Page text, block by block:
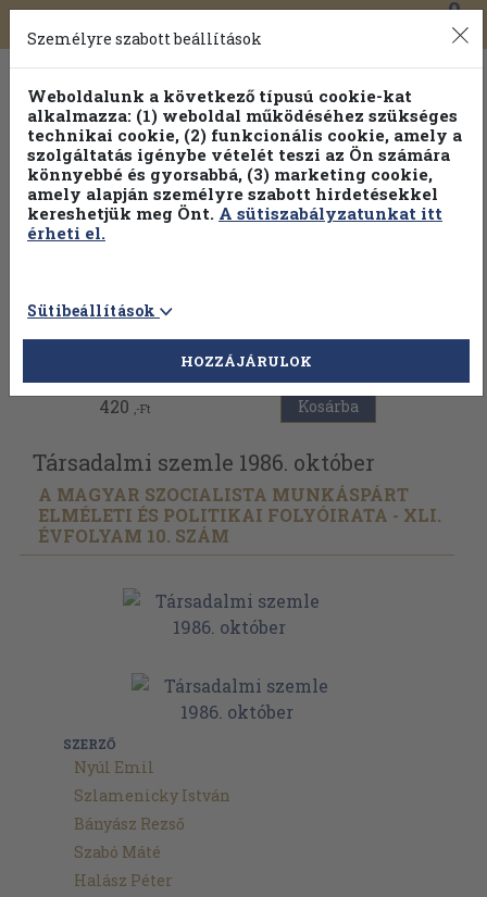
Toggle
navigation
0
Válogasson több mint 30 000 kötet közül
Hobbi témakörökben20% kedvezménnyel!
Vissza az előző oldalra
420 ,-Ft Kosárba
Társadalmi szemle 1986. október
A MAGYAR SZOCIALISTA MUNKÁSPÁRT
ELMÉLETI ÉS POLITIKAI FOLYÓIRATA - XLI.
ÉVFOLYAM 10. SZÁM
SZERZŐ
Nyúl Emil
Szlamenicky István
Bányász Rezső
Szabó Máté
Halász Péter
Személyre szabott beállítások
Weboldalunk a következő típusú cookie-kat
alkalmazza: (1) weboldal működéséhez szükséges
technikai cookie, (2) funkcionális cookie, amely a
szolgáltatás igénybe vételét teszi az Ön számára
könnyebbé és gyorsabbá, (3) marketing cookie,
amely alapján személyre szabott hirdetésekkel
kereshetjük meg Önt. A sütiszabályzatunkat itt
érheti el.
Sütibeállítások
HOZZÁJÁRULOK